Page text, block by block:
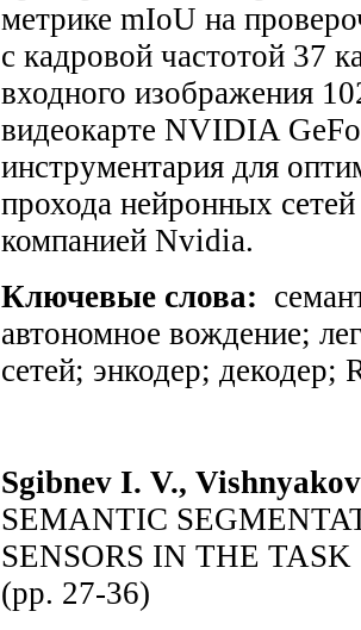
метрике mIoU на
с кадровой частотой 37
входного изображения
видеокарте NVIDIA
инструментария для
прохода нейронных
компанией Nvidia.
Ключевые слова:
автономное вождение;
сетей; энкодер;
Sgibnev I. V.,
SEMANTIC
SENSORS IN THE
(pp. 27-36)